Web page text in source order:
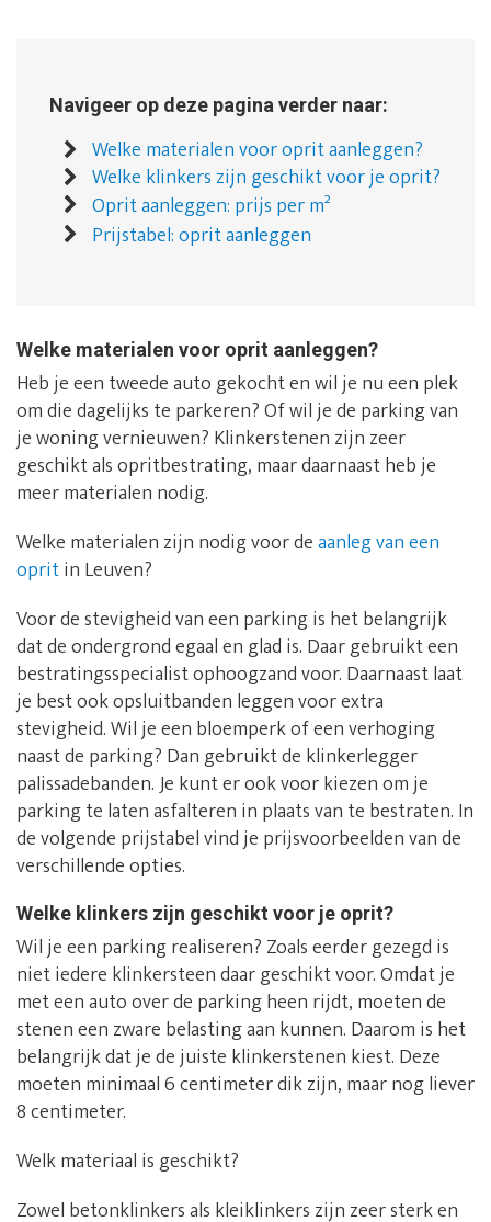
Navigeer op deze pagina verder naar:
Welke materialen voor oprit aanleggen?
Welke klinkers zijn geschikt voor je oprit?
Oprit aanleggen: prijs per m²
Prijstabel: oprit aanleggen
Welke materialen voor oprit aanleggen?
Heb je een tweede auto gekocht en wil je nu een plek
om die dagelijks te parkeren? Of wil je de parking van
je woning vernieuwen? Klinkerstenen zijn zeer
geschikt als opritbestrating, maar daarnaast heb je
meer materialen nodig.
Welke materialen zijn nodig voor deaanleg van een
opritin Leuven?
Voor de stevigheid van een parking is het belangrijk
dat de ondergrond egaal en glad is. Daar gebruikt een
bestratingsspecialist ophoogzand voor. Daarnaast laat
je best ook opsluitbanden leggen voor extra
stevigheid. Wil je een bloemperk of een verhoging
naast de parking? Dan gebruikt de klinkerlegger
palissadebanden. Je kunt er ook voor kiezen om je
parking te laten asfalteren in plaats van te bestraten. In
de volgende prijstabel vind je prijsvoorbeelden van de
verschillende opties.
Welke klinkers zijn geschikt voor je oprit?
Wil je een parking realiseren? Zoals eerder gezegd is
niet iedere klinkersteen daar geschikt voor. Omdat je
met een auto over de parking heen rijdt, moeten de
stenen een zware belasting aan kunnen. Daarom is het
belangrijk dat je de juiste klinkerstenen kiest. Deze
moeten minimaal 6 centimeter dik zijn, maar nog liever
8 centimeter.
Welk materiaal is geschikt?
Zowel betonklinkers als kleiklinkers zijn zeer sterk en